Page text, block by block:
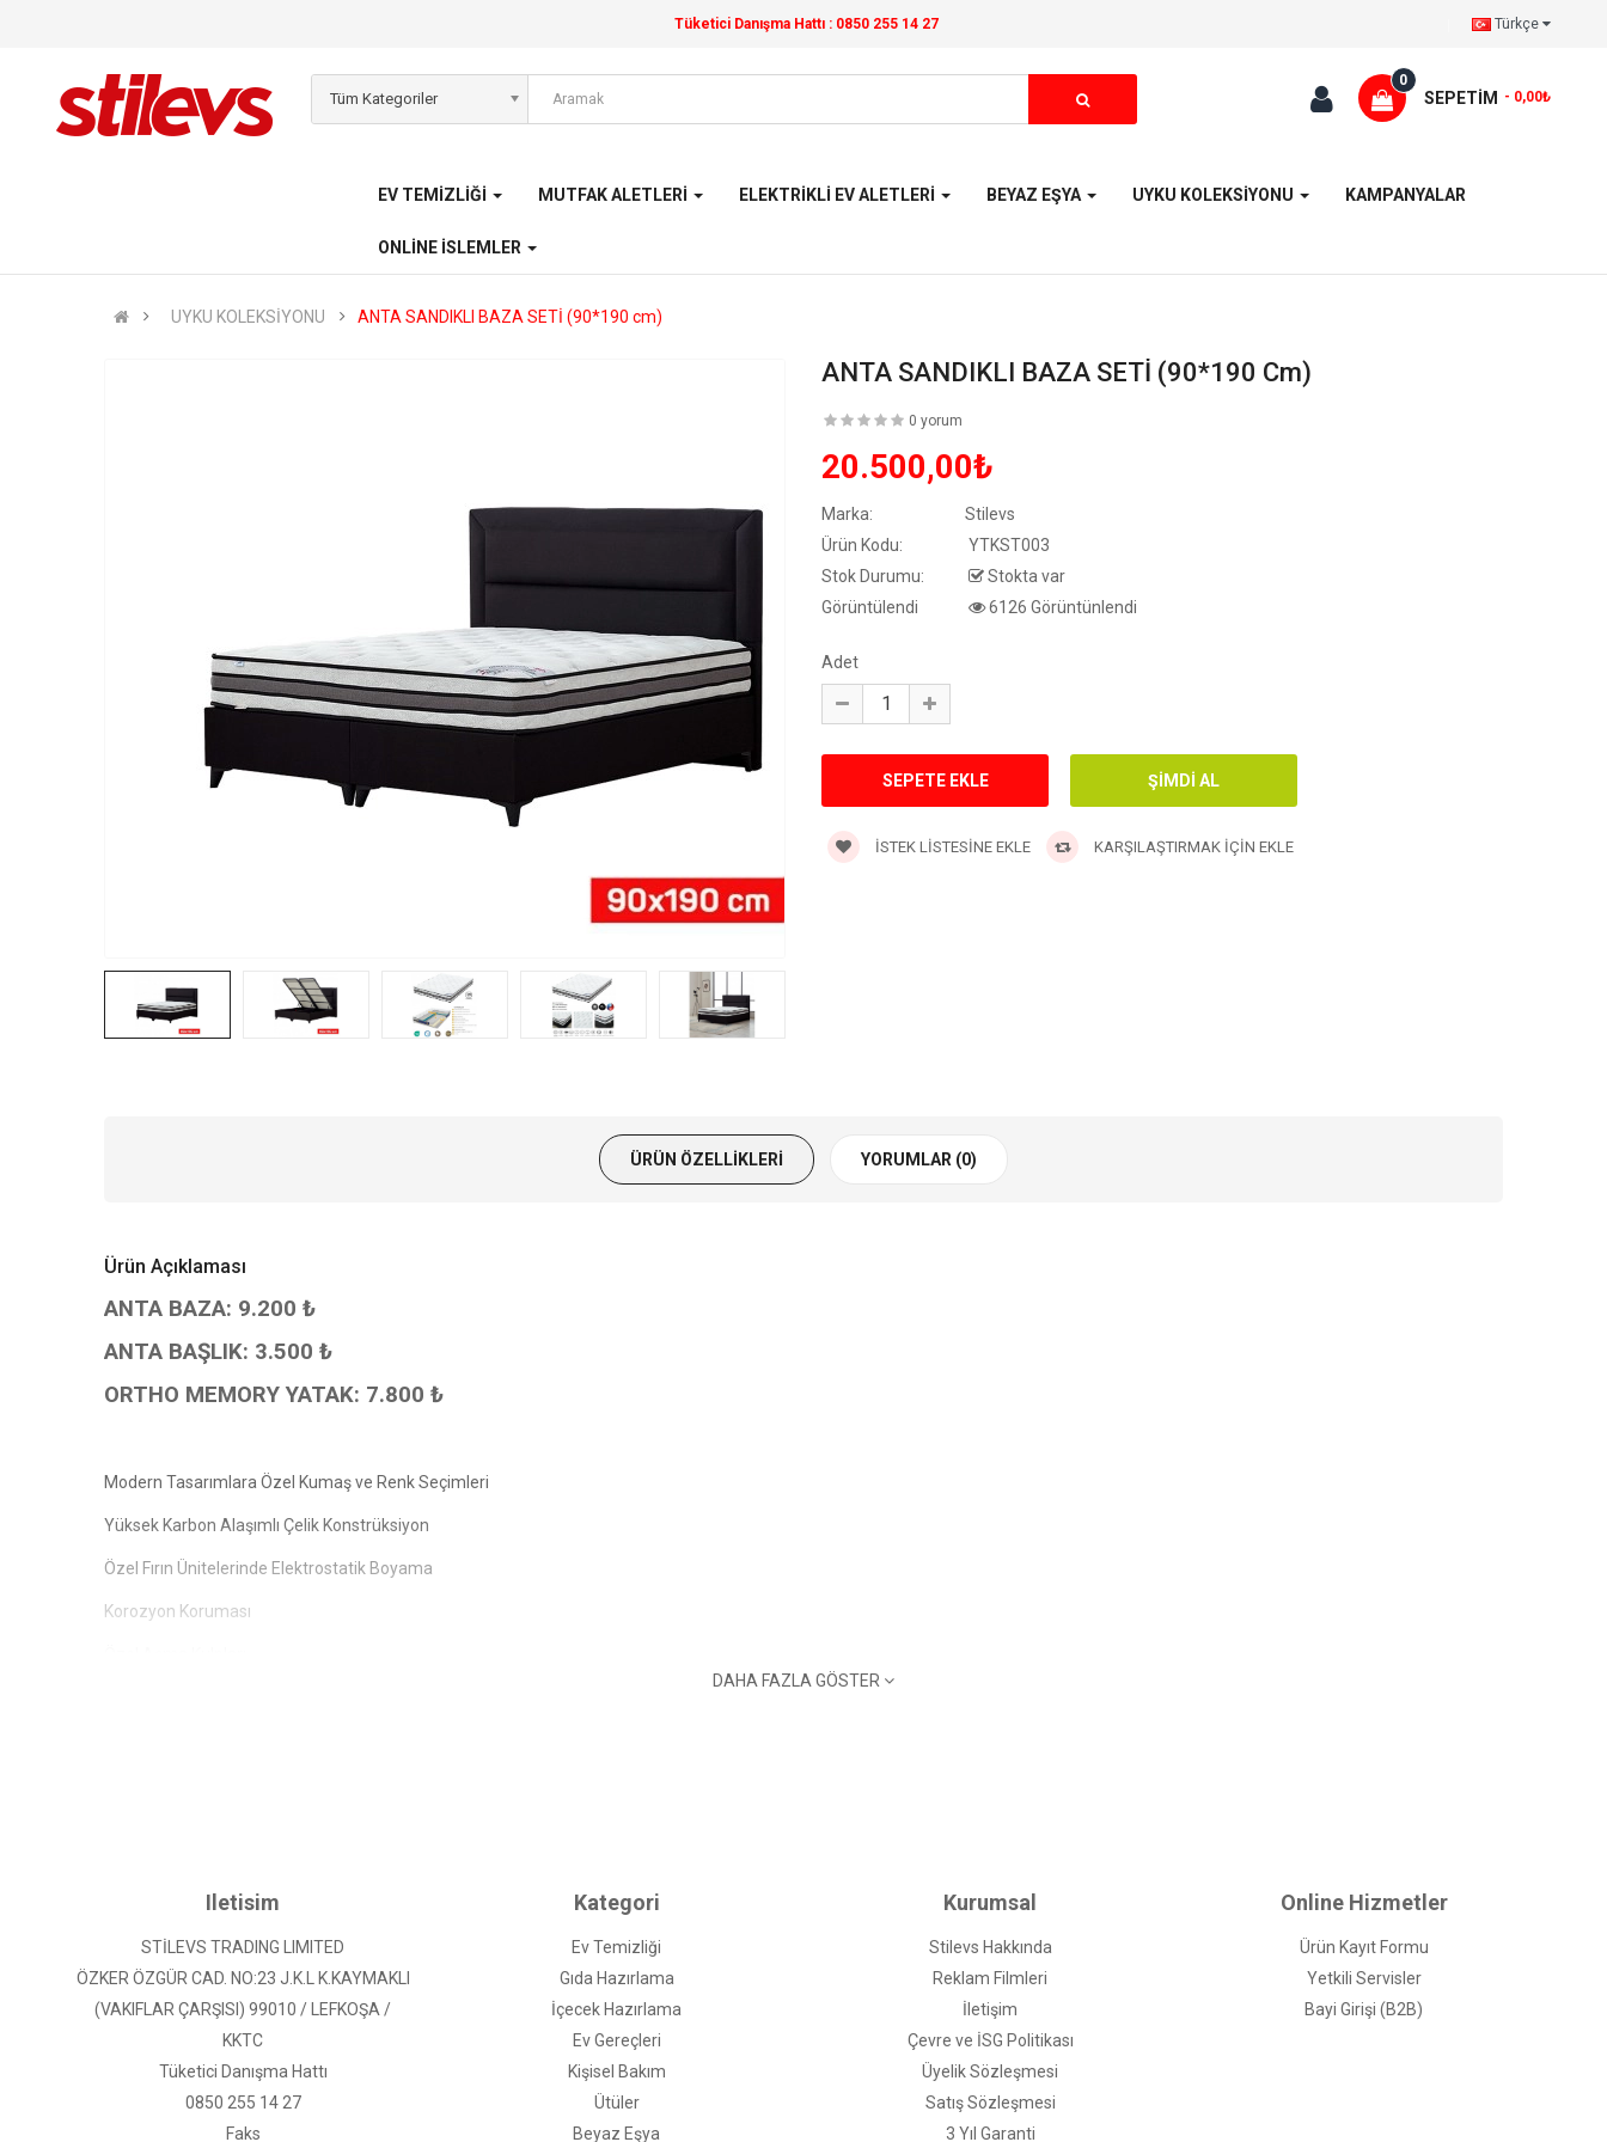
Tüketici Danışma Hattı : 0850 255 14 27 Türkçe
Tüm Kategoriler SEPETIM
0
- 0,00₺
EV TEMIZLIĞI MUTFAK ALETLERI ELEKTRIKLI EV ALETLERI BEYAZ EŞYA UYKU KOLEKSİYONU KAMPANYALAR
ONLINE İSLEMLER
UYKU KOLEKSİYONU ANTA SANDIKLI BAZA SETİ (90*190 cm)
ANTA SANDIKLI BAZA SETİ (90*190 Cm)
0 yorum
20.500,00₺
Marka:
Stilevs
Ürün Kodu:
YTKST003
Stok Durumu:
Stokta var
Görüntülendi
6126 Görüntünlendi
Adet
İSTEK LISTESINE EKLE KARŞILAŞTIRMAK İÇIN EKLE
ÜRÜN ÖZELLIKLERI YORUMLAR (0)
Ürün Açıklaması
ANTA BAZA: 9.200 ₺
ANTA BAŞLIK: 3.500 ₺
ORTHO MEMORY YATAK: 7.800 ₺
Modern Tasarımlara Özel Kumaş ve Renk Seçimleri
Yüksek Karbon Alaşımlı Çelik Konstrüksiyon
Özel Fırın Ünitelerinde Elektrostatik Boyama
Korozyon Koruması
Ortho Memory Yatak,
Her mevsime uygun, yumuşak tuşeye sahip kumaş yapısı ile huzurlu bir uyku konforu sağlar. Birbirin- den bağımsız, paket yay sistemi ile yerleştirilmiş yaylar vücut basıncını yatağa eşit
şekilde yayarak daha konforlu ve sağlıklı bir uyku sağlar. Özel açık hücre teknolojili ve yüksek yoğunluklu visco elastik hafızalı sünger ile üretilen Ortho Memory Yatak, gelişmiş iç yapısı ile
ideal vücut desteği ve konforlu bir uyku deneyimi sunar. Omuz, basen ve eklemlere gereken desteği veren zonlu vücut süspansiyon sistemi sa yesinde yorgunluğu azaltmaya yardımcı olur.
DAHA FAZLA GÖSTER
Iletisim
STİLEVS TRADING LIMITED
ÖZKER ÖZGÜR CAD. NO:23 J.K.L K.KAYMAKLI
(VAKIFLAR ÇARŞISI) 99010 / LEFKOŞA /
KKTC
Tüketici Danışma Hattı
0850 255 14 27
Faks
Kategori
Ev Temizliği
Gıda Hazırlama
İçecek Hazırlama
Ev Gereçleri
Kişisel Bakım
Ütüler
Beyaz Eşya
Kurumsal
Stilevs Hakkında
Reklam Filmleri
İletişim
Çevre ve İSG Politikası
Üyelik Sözleşmesi
Satış Sözleşmesi
3 Yıl Garanti
Online Hizmetler
Ürün Kayıt Formu
Yetkili Servisler
Bayi Girişi (B2B)